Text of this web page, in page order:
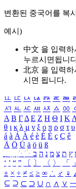
변환된 중국어를 복
예시)
中文 을 입력하
누르시면됩니
北京 을 입력하
시면 됩니다.
ㅥ ㅦ ㅧ ㅨ ㅩ ㅪ ㅫ
ㅺ ㅻ ㅼ ㅽ ㅾ ㅿ ㆀ
Α Β ΓΔ Ε Ζ Η Θ Ι Κ
θ ι κ λ μ ν ξ ο π ρ σ τ υ
á à Á À é è É È ç Ç ê
Ä Ö Ü ä ö ü ß
ִֶֹ ֻּ ׁׂ ץ ת צ מ נ ה ב
‘ ’ “ ” 〔 〕 〈 〉 「 」
± × ÷ ≠ ≤ ≥ ∞ ∴ ♂ ♀
⊆ ⊇ ⊂ ⊃ ∪ ∩ ∧ ∨